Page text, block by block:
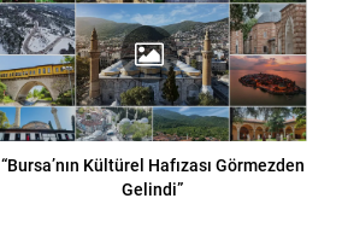
“Bursa’nın Kültürel Hafızası Görmezden
Gelindi”